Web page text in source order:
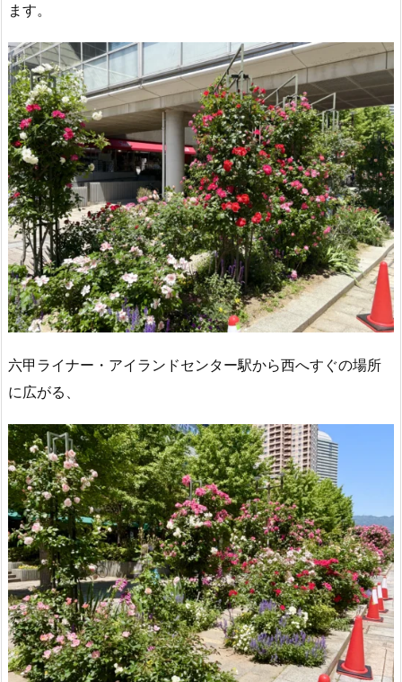
ます。
六甲ライナー・アイランドセンター駅から西へすぐの場所
に広がる、